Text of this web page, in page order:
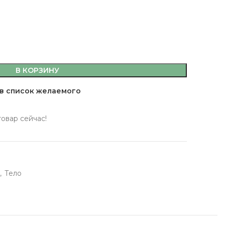
В КОРЗИНУ
список желаемого
сейчас!
, Тело